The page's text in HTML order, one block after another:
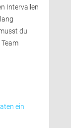
Intervallen
du
ein